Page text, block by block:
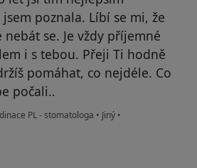
poznala. Líbí se mi, že
se. Je vždy příjemné
i s tebou. Přeji Ti hodně
pomáhat, co nejdéle. Co
počali..
PL - stomatologa • Jiný •